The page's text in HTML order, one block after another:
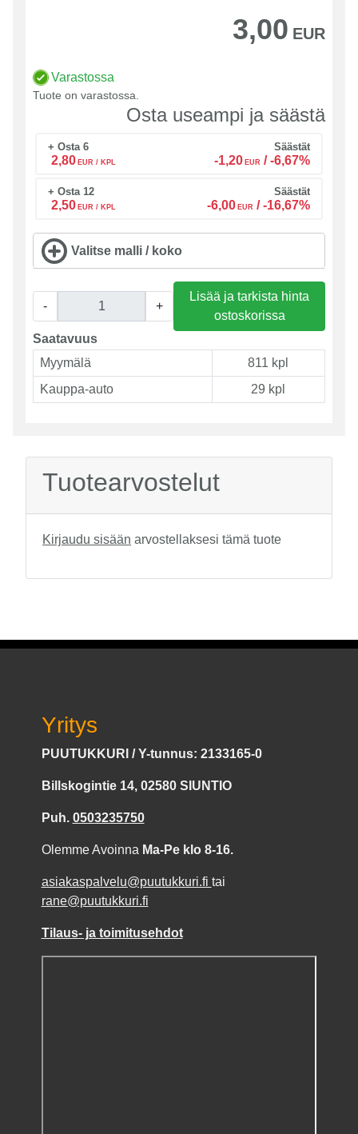
3,00 EUR
Varastossa
Tuote on varastossa.
Osta useampi ja säästä
+ Osta 6
2,80 EUR / KPL
Säästät
-1,20 EUR / -6,67%
+ Osta 12
2,50 EUR / KPL
Säästät
-6,00 EUR / -16,67%
Valitse malli / koko
- +
Lisää ja tarkista hinta
ostoskorissa
Saatavuus
Myymälä
811 kpl
Kauppa-auto
29 kpl
Tuotearvostelut
Kirjaudu sisään arvostellaksesi tämä tuote
Yritys
PUUTUKKURI / Y-tunnus: 2133165-0
Billskogintie 14, 02580 SIUNTIO
Puh. 0503235750
Olemme Avoinna Ma-Pe klo 8-16.
asiakaspalvelu@puutukkuri.fi tai
rane@puutukkuri.fi
Tilaus- ja toimitusehdot